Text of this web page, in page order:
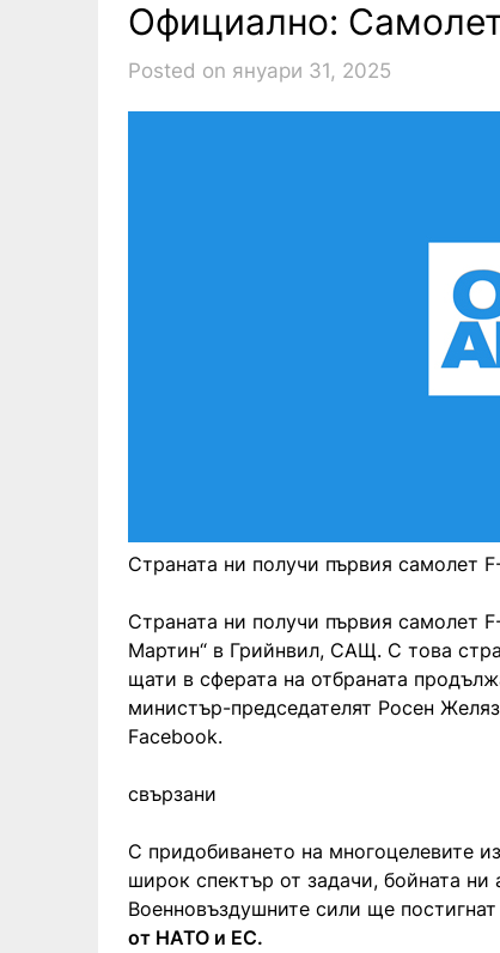
Официално:
Posted on януари 31, 2025
Страната ни получи първия самолет
Страната ни получи първия самолет
Мартин“ в Грийнвил, САЩ. С това
щати в сферата на отбраната
министър-председателят Росен
Facebook.
свързани
С придобиването на многоцелевите
широк спектър от задачи, бойната
Военновъздушните сили ще постигнат
от НАТО и ЕС.